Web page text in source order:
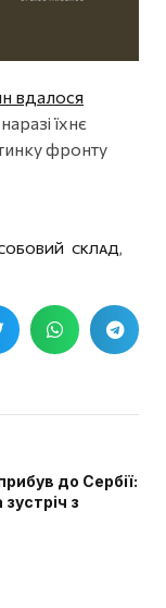
вдалося
наразі їхнє
фронту
СКЛАД,
до Сербії:
з